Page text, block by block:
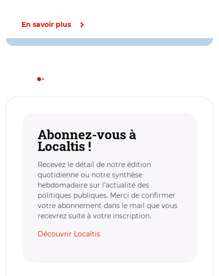
En savoir plus
Abonnez-vous à
Localtis !
Recevez le détail de notre édition
quotidienne ou notre synthèse
hebdomadaire sur l’actualité des
politiques publiques. Merci de confirmer
votre abonnement dans le mail que vous
recevrez suite à votre inscription.
Découvrir Localtis